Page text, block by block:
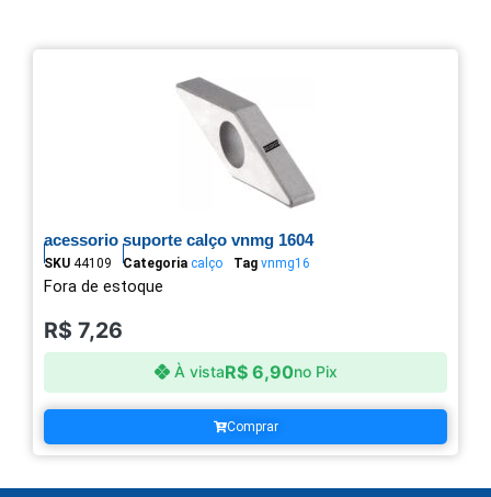
acessorio suporte calço vnmg 1604
SKU 44109 Categoria calço Tag vnmg16
Fora de estoque
R$ 7,26
À vistaR$6,90no Pix
Comprar